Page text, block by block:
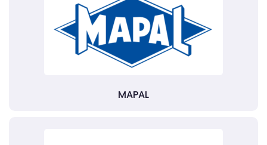
MAPAL